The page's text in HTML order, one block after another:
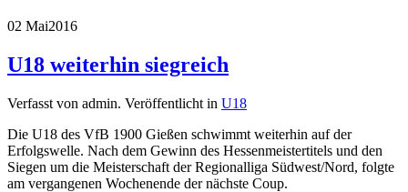
02 Mai2016
U18 weiterhin siegreich
Verfasst von admin. Veröffentlicht in U18
Die U18 des VfB 1900 Gießen schwimmt weiterhin auf der
Erfolgswelle. Nach dem Gewinn des Hessenmeistertitels und den
Siegen um die Meisterschaft der Regionalliga Südwest/Nord, folgte
am vergangenen Wochenende der nächste Coup.